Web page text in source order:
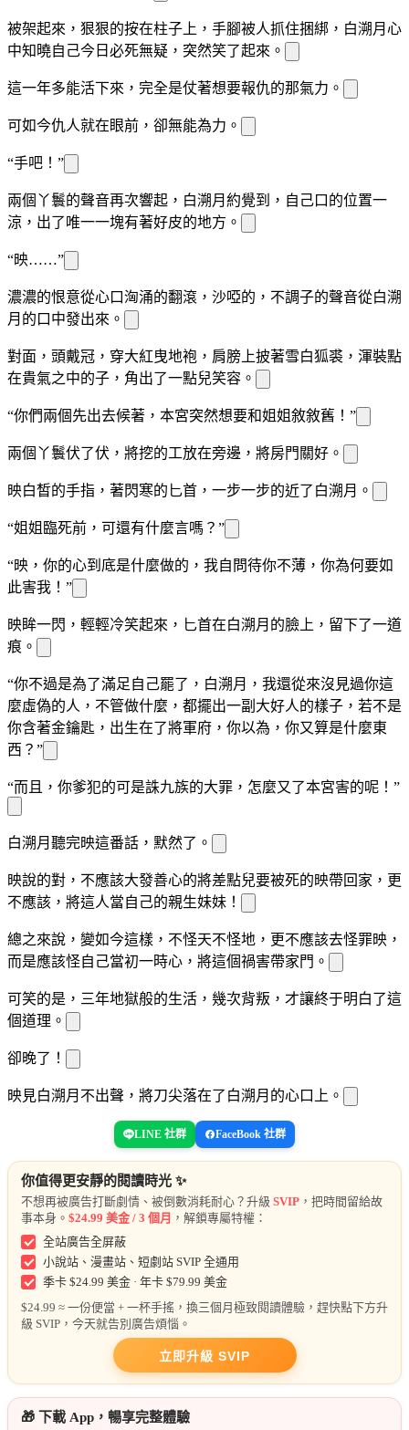
被架起來，狠狠的按在柱子上，手腳被人抓住捆綁，白溯月心
中知曉自己今日必死無疑，突然笑了起來。
這一年多能活下來，完全是仗著想要報仇的那氣力。
可如今仇人就在眼前， 卻無能為力。
“手吧！”
兩個丫鬟的聲音再次響起，白溯月 約覺到，自己口的位置一
涼， 出了唯一一塊有著好皮的地方。
“映……”
濃濃的恨意從心口洶涌的翻滾，沙啞的，不調子的聲音從白溯
月的口中發出來。
對面，頭戴冠， 穿大紅曳地袍，肩膀上披著雪白狐裘，渾裝點
在貴氣之中的子， 角出了一點兒笑容。
“你們兩個先出去候著，本宮突然想要和姐姐敘敘舊！”
兩個丫鬟伏了伏 ，將挖的工放在旁邊，將房門關好。
映白皙的手指， 著閃寒的匕首，一步一步的近了白溯月。
“姐姐臨死前，可還有什麼言嗎？”
“映 ，你的心到底是什麼做的，我自問待你不薄，你為何要如
此害我！”
映眸一閃，輕輕冷笑起來，匕首在白溯月的臉上，留下了一道
痕。
“你不過是為了滿足自己罷了，白溯月，我還從來沒見過你這
麼虛偽的人，不管做什麼，都擺出一副大好人的樣子，若不是
你含著金鑰匙，出生在了將軍府，你以為，你又算是什麼東
西？”
“而且，你爹犯的可是誅九族的大罪，怎麼又了本宮害的呢！”
白溯月聽完映這番話，默然了。
映說的對， 不應該大發善心的將差點兒要被死的映帶回家，更
不應該，將這人當自己的親生妹妹！
總之來說， 變如今這樣，不怪天不怪地，更不應該去怪罪映 ，
而是應該怪自己當初一時心 ，將這個禍害帶家門。
可笑的是，三年地獄般的生活，幾次背叛，才讓終于明白了這
個道理。
卻晚了！
映見白溯月不出聲，將刀尖落在了白溯月的心口上。
LINE 社群 FaceBook 社群
你值得更安靜的閱讀時光 ✨
不想再被廣告打斷劇情、被倒數消耗耐心？升級 SVIP ，把時間留給故
事本身。 $24.99 美金 / 3 個月 ，解鎖專屬特權：
全站廣告全屏蔽
小說站、漫畫站、短劇站 SVIP 全通用
季卡 $24.99 美金 · 年卡 $79.99 美金
$24.99 ≈ 一份便當 + 一杯手搖，換三個月極致閱讀體驗，趕快點下方升
級 SVIP，今天就告別廣告煩惱。
立即升級 SVIP
🎁 下載 App，暢享完整體驗